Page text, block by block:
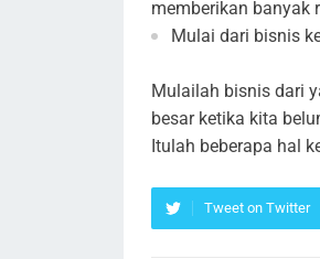
memberikan banyak
Mulai dari bisnis
Mulailah bisnis dari
besar ketika kita
Itulah beberapa hal
Tweet on Twitter